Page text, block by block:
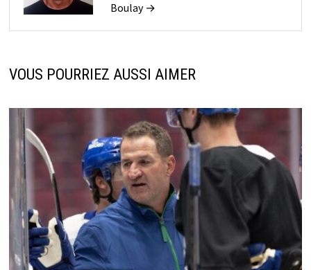
Boulay →
VOUS POURRIEZ AUSSI AIMER